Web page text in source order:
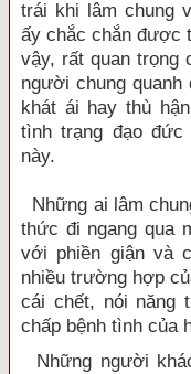
trái khi lâm chung
ấy chắc chắn được
vậy, rất quan trọng
người chung quanh
khát ái hay thù
tình trạng đạo đức
này.
Những ai lâm
thức đi ngang qua
với phiền giận và
nhiều trường hợp
cái chết, nói năng
chấp bệnh tình của
Những người